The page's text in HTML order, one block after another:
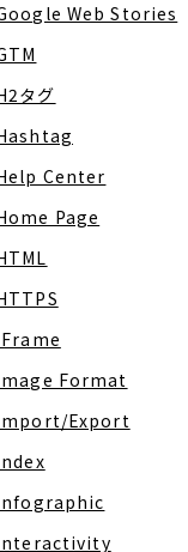
Web Stories
タグ
Center
Page
Format
Export
Interactivity